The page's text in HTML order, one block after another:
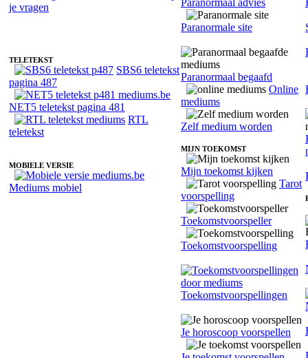
TELETEKST
SBS6 teletekst
pagina 487
NET5 teletekst pagina 481
RTL
teletekst
MOBIELE VERSIE
Mediums mobiel
Paranormaal advies
Paranormale site
Paranormaal begaafd
Online
mediums
Zelf medium worden
MIJN TOEKOMST
Mijn toekomst kijken
Tarot
voorspelling
Toekomstvoorspeller
Toekomstvoorspelling
Toekomstvoorspellingen
Je horoscoop voorspellen